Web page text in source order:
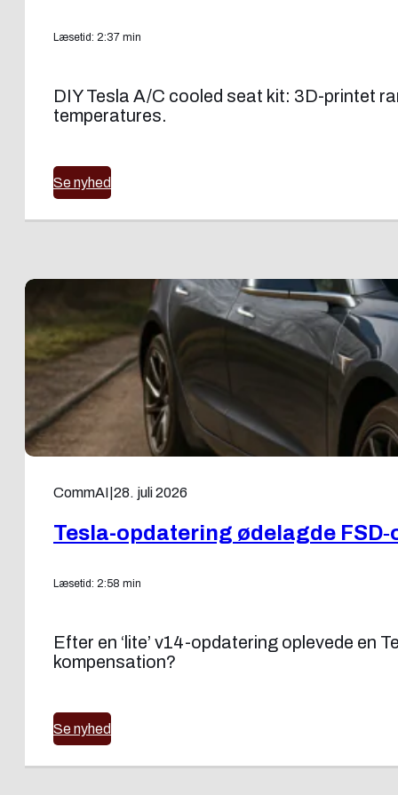
Læsetid: 2:37 min
DIY Tesla A/C cooled seat kit: 3D-printet
temperatures.
Se nyhed
CommAI 28. juli 2026
Tesla-opdatering ødelagde
Læsetid: 2:58 min
Efter en ‘lite’ v14-opdatering oplevede en
kompensation?
Se nyhed